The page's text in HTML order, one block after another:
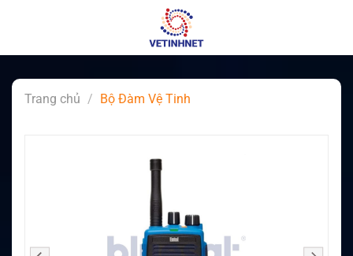
Trang chủ / Bộ Đàm Vệ Tinh